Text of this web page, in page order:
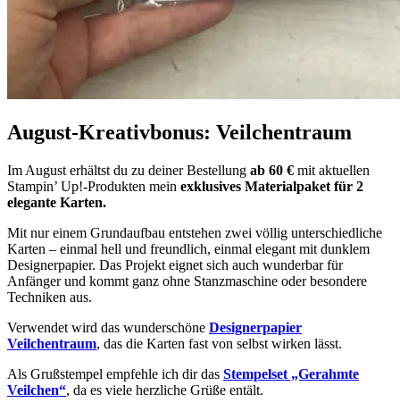
August-Kreativbonus: Veilchentraum
Im August erhältst du zu deiner Bestellung ab 60 € mit aktuellen
Stampin’ Up!-Produkten mein exklusives Materialpaket für 2
elegante Karten.
Mit nur einem Grundaufbau entstehen zwei völlig unterschiedliche
Karten – einmal hell und freundlich, einmal elegant mit dunklem
Designerpapier. Das Projekt eignet sich auch wunderbar für
Anfänger und kommt ganz ohne Stanzmaschine oder besondere
Techniken aus.
Verwendet wird das wunderschöne Designerpapier
Veilchentraum, das die Karten fast von selbst wirken lässt.
Als Grußstempel empfehle ich dir das Stempelset „Gerahmte
Veilchen“, da es viele herzliche Grüße entält.